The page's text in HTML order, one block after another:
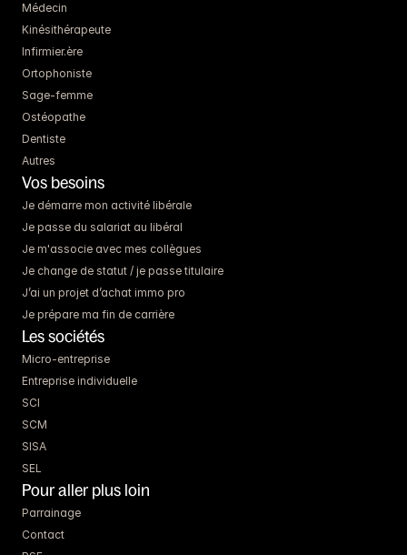
Médecin
Kinésithérapeute
Infirmier.ère
Ortophoniste
Sage-femme
Ostéopathe
Dentiste
Autres
Vos besoins
Je démarre mon activité libérale
Je passe du salariat au libéral
Je m'associe avec mes collègues
Je change de statut / je passe titulaire
J’ai un projet d’achat immo pro
Je prépare ma fin de carrière
Les sociétés
Micro-entreprise
Entreprise individuelle
SCI
SCM
SISA
SEL
Pour aller plus loin
Parrainage
Contact